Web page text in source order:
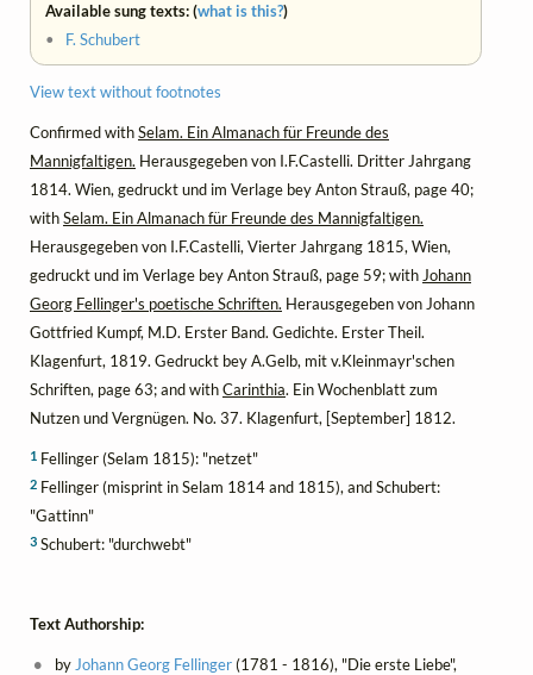
Available sung texts: (what is this?)
• F. Schubert
View text without footnotes
Confirmed withSelam. Ein Almanach für Freunde des
Mannigfaltigen. Herausgegeben von I.F.Castelli. Dritter Jahrgang
1814. Wien, gedruckt und im Verlage bey Anton Strauß, page 40;
withSelam. Ein Almanach für Freunde des Mannigfaltigen.
Herausgegeben von I.F.Castelli, Vierter Jahrgang 1815, Wien,
gedruckt und im Verlage bey Anton Strauß, page 59; withJohann
Georg Fellinger's poetische Schriften. Herausgegeben von Johann
Gottfried Kumpf, M.D. Erster Band. Gedichte. Erster Theil.
Klagenfurt, 1819. Gedruckt bey A.Gelb, mit v.Kleinmayr'schen
Schriften, page 63; and withCarinthia. Ein Wochenblatt zum
Nutzen und Vergnügen. No. 37. Klagenfurt, [September] 1812.
1 Fellinger (Selam 1815): "netzet"
2 Fellinger (misprint in Selam 1814 and 1815), and Schubert:
"Gattinn"
3 Schubert: "durchwebt"
Text Authorship:
by Johann Georg Fellinger(1781 - 1816), "Die erste Liebe",